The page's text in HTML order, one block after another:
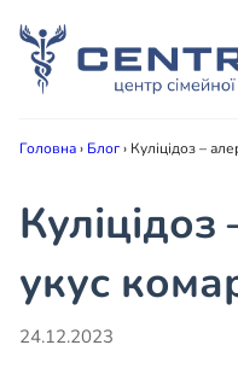
Головна› Блог› Куліцідоз –
Куліцідоз
укус
24.12.2023